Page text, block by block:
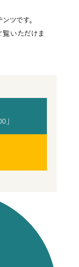
ツです。
覧いただけま